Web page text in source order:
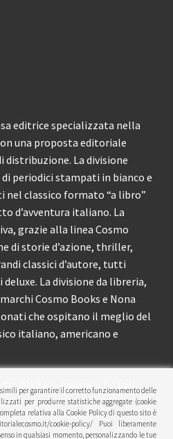
editrice specializzata nella
una proposta editoriale
distribuzione. La divisione
periodici stampati in bianco e
nel classico formato “a libro”
d’avventura italiano. La
grazie alla linea Cosmo
di storie d’azione, thriller,
classici d’autore, tutti
La divisione da libreria,
Cosmo Books e Nona
che ospitano il meglio del
italiano, americano e
2012 e propone ai lettori
per garantire il corretto funzionamento delle
per produrre statistiche aggregate (cookie
relativa alla Cookie Policy di questo sito è
cookie-policy/ Puoi liberamente
in qualsiasi momento, personalizzando le tue